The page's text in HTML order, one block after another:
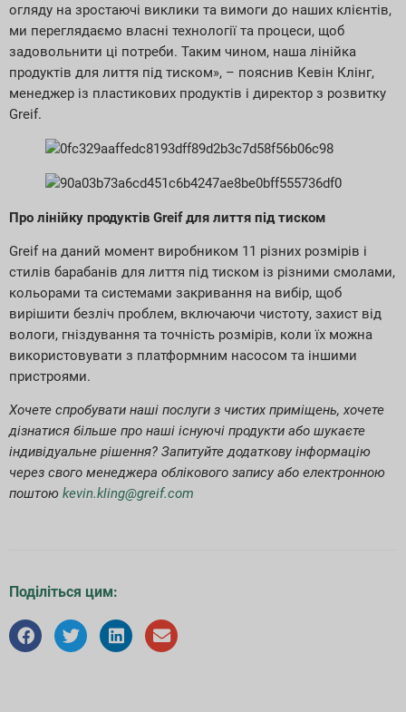
огляду на зростаючі виклики та вимоги до наших клієнтів,
ми переглядаємо власні технології та процеси, щоб
задовольнити ці потреби. Таким чином, наша лінійка
продуктів для лиття під тиском», – пояснив Кевін Клінг,
менеджер із пластикових продуктів і директор з розвитку
Greif.
Про лінійку продуктів Greif для лиття під тиском
Greif на даний момент виробником 11 різних розмірів і
стилів барабанів для лиття під тиском із різними смолами,
кольорами та системами закривання на вибір, щоб
вирішити безліч проблем, включаючи чистоту, захист від
вологи, гніздування та точність розмірів, коли їх можна
використовувати з платформним насосом та іншими
пристроями.
Хочете спробувати наші послуги з чистих приміщень, хочете
дізнатися більше про наші існуючі продукти або шукаєте
індивідуальне рішення? Запитуйте додаткову інформацію
через свого менеджера облікового запису або електронною
поштою kevin.kling@greif.com
Поділіться цим: